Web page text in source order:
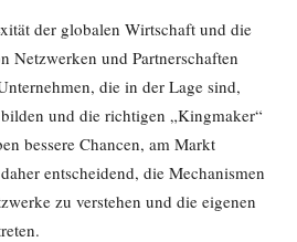
der globalen Wirtschaft und die
Netzwerken und Partnerschaften
die in der Lage sind,
und die richtigen „Kingmaker“
bessere Chancen, am Markt
entscheidend, die Mechanismen
zu verstehen und die eigenen